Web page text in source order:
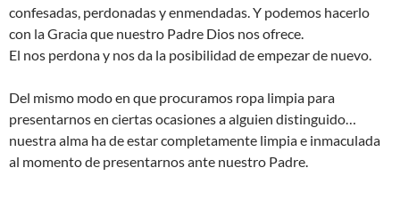
confesadas, perdonadas y enmendadas. Y podemos hacerlo
con la Gracia que nuestro Padre Dios nos ofrece.
El nos perdona y nos da la posibilidad de empezar de nuevo.
Del mismo modo en que procuramos ropa limpia para
presentarnos en ciertas ocasiones a alguien distinguido…
nuestra alma ha de estar completamente limpia e inmaculada
al momento de presentarnos ante nuestro Padre.